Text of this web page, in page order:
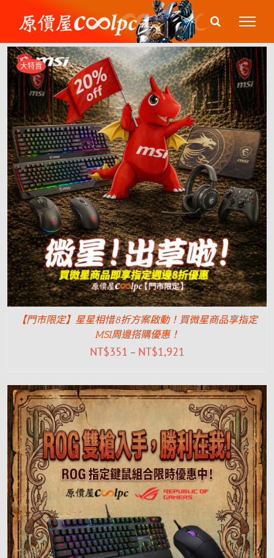
content
大特賣
【門市限定】星星相惜8折方案啟動！買微星商品享指定
MSI周邊搭購優惠！
NT$351 – NT$1,921